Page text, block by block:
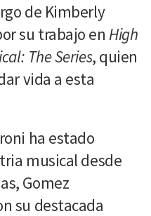
de Kimberly
su trabajo en High
The Series, quien
vida a esta
ha estado
musical desde
Gomez
su destacada